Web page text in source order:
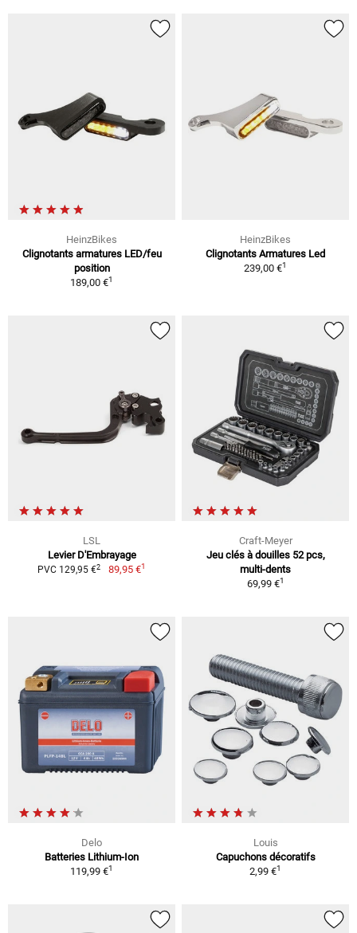
HeinzBikes
Clignotants armatures LED/feu
position
189,00 €1
HeinzBikes
Clignotants Armatures Led
239,00 €1
LSL
Levier D'Embrayage
PVC 129,95 €2 89,95 €1
Craft-Meyer
Jeu clés à douilles 52 pcs,
multi-dents
69,99 €1
Delo
Batteries Lithium-Ion
119,99 €1
Louis
Capuchons décoratifs
2,99 €1